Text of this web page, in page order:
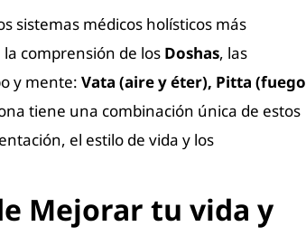
sistemas médicos holísticos más
comprensión de los Doshas, las
y mente: Vata (aire y éter), Pitta (fuego
tiene una combinación única de estos
el estilo de vida y los
Mejorar tu vida y